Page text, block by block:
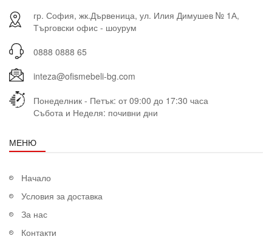
гр. София, жк.Дървеница, ул. Илия Димушев № 1А,
Търговски офис - шоурум
0888 0888 65
inteza@ofismebeli-bg.com
Понеделник - Петък: от 09:00 до 17:30 часа
Събота и Неделя: почивни дни
МЕНЮ
Начало
Условия за доставка
За нас
Контакти